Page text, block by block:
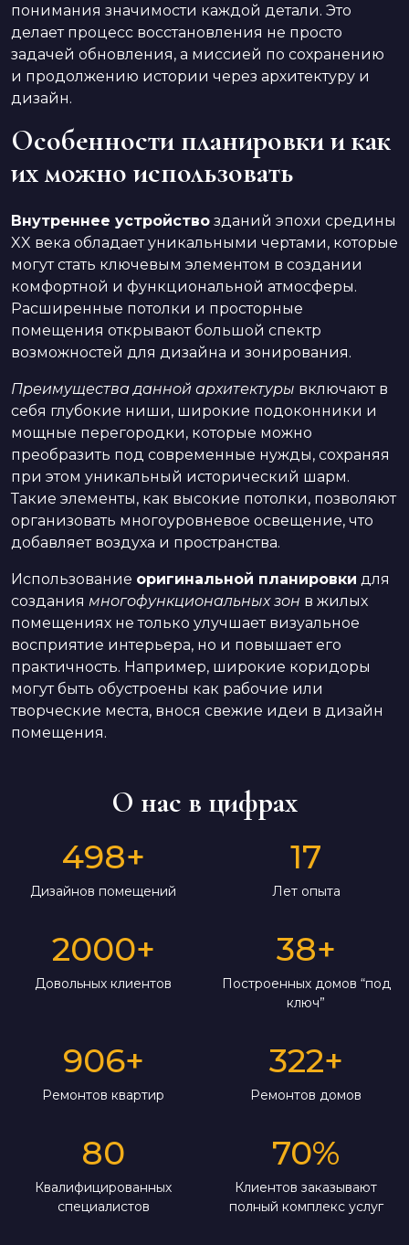
понимания значимости каждой детали. Это
делает процесс восстановления не просто
задачей обновления, а миссией по сохранению
и продолжению истории через архитектуру и
дизайн.
Особенности планировки и как
их можно использовать
Внутреннее устройство зданий эпохи средины
XX века обладает уникальными чертами, которые
могут стать ключевым элементом в создании
комфортной и функциональной атмосферы.
Расширенные потолки и просторные
помещения открывают большой спектр
возможностей для дизайна и зонирования.
Преимущества данной архитектуры включают в
себя глубокие ниши, широкие подоконники и
мощные перегородки, которые можно
преобразить под современные нужды, сохраняя
при этом уникальный исторический шарм.
Такие элементы, как высокие потолки, позволяют
организовать многоуровневое освещение, что
добавляет воздуха и пространства.
Использование оригинальной планировки для
создания многофункциональных зон в жилых
помещениях не только улучшает визуальное
восприятие интерьера, но и повышает его
практичность. Например, широкие коридоры
могут быть обустроены как рабочие или
творческие места, внося свежие идеи в дизайн
помещения.
О нас в цифрах
498+
Дизайнов помещений
17
Лет опыта
2000+
Довольных клиентов
38+
Построенных домов “под
ключ”
906+
Ремонтов квартир
322+
Ремонтов домов
80
Квалифицированных
специалистов
70%
Клиентов заказывают
полный комплекс услуг